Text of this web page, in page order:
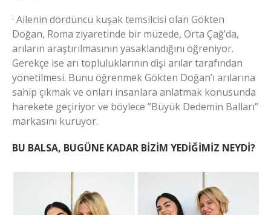
· Ailenin dördüncü kuşak temsilcisi olan Gökten
Doğan, Roma ziyaretinde bir müzede, Orta Çağ’da,
arıların araştırılmasının yasaklandığını öğreniyor.
Gerekçe ise arı topluluklarının dişi arılar tarafından
yönetilmesi. Bunu öğrenmek Gökten Doğan’ı arılarına
sahip çıkmak ve onları insanlara anlatmak konusunda
harekete geçiriyor ve böylece ”Büyük Dedemin Balları”
markasını kuruyor.
BU BALSA, BUGÜNE KADAR BİZİM YEDİĞİMİZ NEYDİ?